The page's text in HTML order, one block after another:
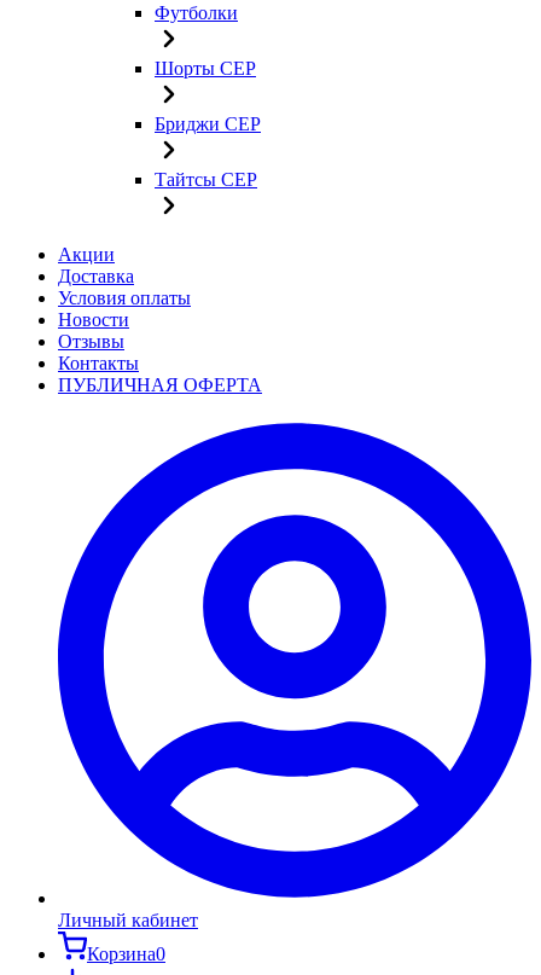
Футболки
Шорты CEP
Бриджи CEP
Тайтсы CEP
Акции
Доставка
Условия оплаты
Новости
Отзывы
Контакты
ПУБЛИЧНАЯ ОФЕРТА
Личный кабинет
Корзина0